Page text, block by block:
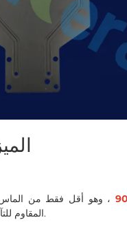
، وهو أقل فقط من الماس
المقاوم للتآكل والفولاذ المقاوم للصدأ.